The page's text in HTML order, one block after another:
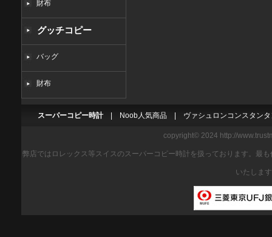
財布
グッチコピー
バッグ
財布
スーパーコピー時計 Noob人気商品 ヴァシュロンコンスタン
copyright© 2024 http://
弊店ではロレックス等スイスのスーパーコピー時計を扱っております。最
いたしま